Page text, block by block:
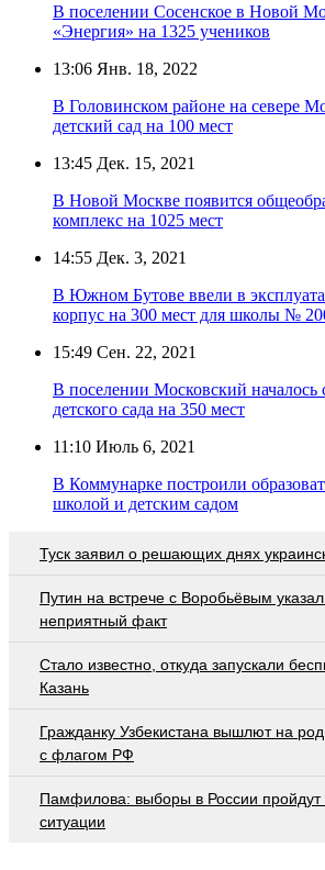
В поселении Сосенское в Новой
«Энергия» на 1325 учеников
13:06 Янв. 18, 2022
В Головинском районе на севере
детский сад на 100 мест
13:45 Дек. 15, 2021
В Новой Москве появится
комплекс на 1025 мест
14:55 Дек. 3, 2021
В Южном Бутове ввели в
корпус на 300 мест для школы №
15:49 Сен. 22, 2021
В поселении Московский началось
детского сада на 350 мест
11:10 Июль 6, 2021
В Коммунарке построили
школой и детским садом
Туск заявил о решающих днях
Путин на встрече с Воробьёвым
неприятный факт
Стало известно, откуда запускали
Казань
Гражданку Узбекистана вышлют на
с флагом РФ
Памфилова: выборы в России пройдут
ситуации